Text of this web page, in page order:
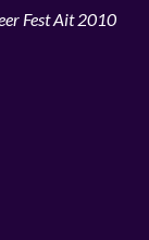
Fest Ait 2010